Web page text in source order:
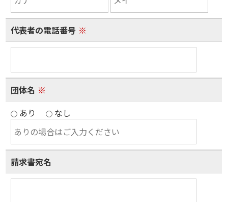
代表者の電話番号 ※
団体名 ※
あり
なし
請求書宛名